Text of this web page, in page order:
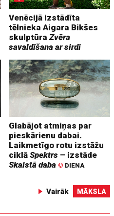
Venēcijā izstādīta
tēlnieka Aigara Bikšes
skulptūraZvēra
savaldīšana ar sirdi
Glabājot atmiņas par
pieskārienu dabai.
Laikmetīgo rotu izstāžu
ciklāSpektrs – izstāde
Skaistā daba © DIENA
Vairāk MĀKSLA